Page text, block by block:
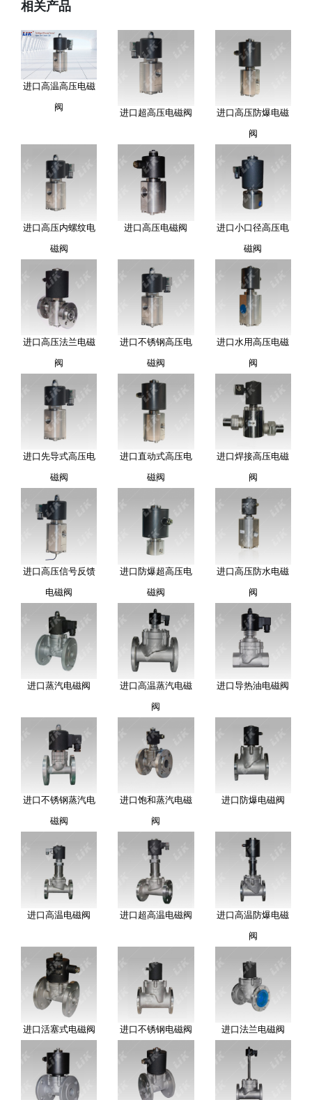
相关产品
进口高温高压电磁
阀
进口超高压电磁阀
进口高压防爆电磁
阀
进口高压内螺纹电
磁阀
进口高压电磁阀
进口小口径高压电
磁阀
进口高压法兰电磁
阀
进口不锈钢高压电
磁阀
进口水用高压电磁
阀
进口先导式高压电
磁阀
进口直动式高压电
磁阀
进口焊接高压电磁
阀
进口高压信号反馈
电磁阀
进口防爆超高压电
磁阀
进口高压防水电磁
阀
进口蒸汽电磁阀
进口高温蒸汽电磁
阀
进口导热油电磁阀
进口不锈钢蒸汽电
磁阀
进口饱和蒸汽电磁
阀
进口防爆电磁阀
进口高温电磁阀 进口超高温电磁阀
进口高温防爆电磁
阀
进口活塞式电磁阀 进口不锈钢电磁阀 进口法兰电磁阀